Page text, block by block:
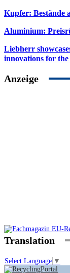
Kupfer: Bestände
Aluminium:
Liebherr
innovations for
Anzeige
Translation
Select Language ▼